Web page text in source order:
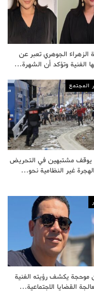
الزهراء الجوهري تعبر عن
الفنية وتؤكد أن الشهرة…
المجتمع
يوقف مشتبهين في التحريض
غير النظامية نحو…
موحجة يكشف رؤيته الفنية
القضايا الاجتماعية…